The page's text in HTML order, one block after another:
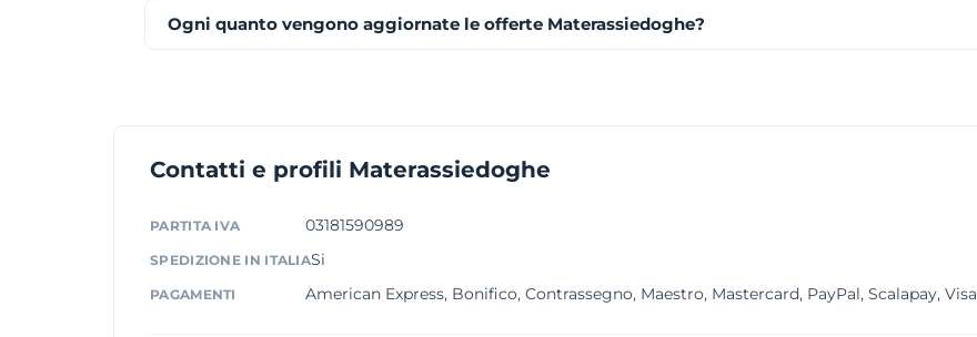
Ogni quanto vengono aggiornate le offerte Materassiedoghe?
Contatti e profili Materassiedoghe
PARTITA IVA 03181590989
SPEDIZIONE IN ITALIASi
PAGAMENTI American Express, Bonifico, Contrassegno, Maestro, Mastercard, PayPal, Scalapay, Visa